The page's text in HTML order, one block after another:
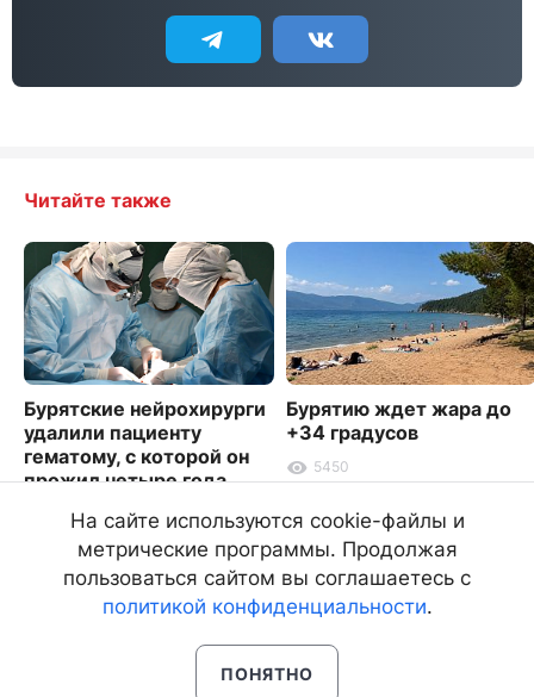
Читайте также
Бурятские нейрохирурги
удалили пациенту
гематому, с которой он
прожил четыре года
2576
Бурятию ждет жара до
+34 градусов
5450
На сайте используются cookie-файлы и
метрические программы. Продолжая
пользоваться сайтом вы соглашаетесь с
политикой конфиденциальности.
ПОНЯТНО